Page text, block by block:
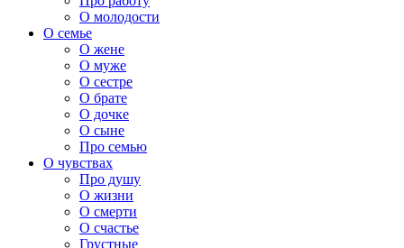
О молодости
О семье
О жене
О муже
О сестре
О брате
О дочке
О сыне
Про семью
О чувствах
Про душу
О жизни
О смерти
О счастье
Грустные